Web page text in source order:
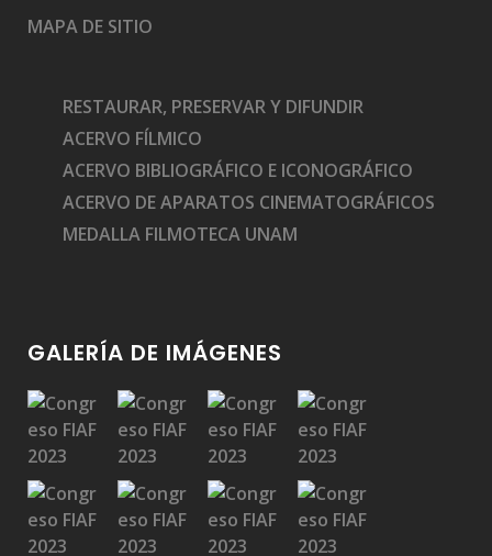
MAPA DE SITIO
RESTAURAR, PRESERVAR Y DIFUNDIR
ACERVO FÍLMICO
ACERVO BIBLIOGRÁFICO E ICONOGRÁFICO
ACERVO DE APARATOS CINEMATOGRÁFICOS
MEDALLA FILMOTECA UNAM
GALERÍA DE IMÁGENES